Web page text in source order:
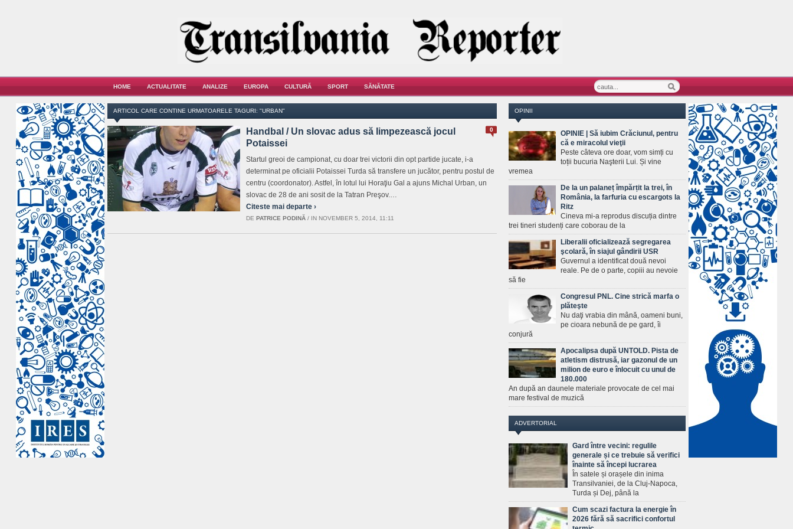
HOME ACTUALITATE ANALIZE EUROPA CULTURĂ SPORT SĂNĂTATE
ARTICOL CARE CONTINE URMATOARELE TAGURI: "URBAN"
0
Handbal / Un slovac adus să limpezească jocul
Potaissei
Startul greoi de campionat, cu doar trei victorii din opt partide jucate, i-a
determinat pe oficialii Potaissei Turda să transfere un jucător, pentru postul de
centru (coordonator). Astfel, în lotul lui Horaţiu Gal a ajuns Michal Urban, un
slovac de 28 de ani sosit de la Tatran Preşov.…
Citeste mai departe ›
DE PATRICE PODINĂ / IN NOVEMBER 5, 2014, 11:11
OPINII
OPINIE | Să iubim Crăciunul, pentru
că e miracolul vieţii
Peste câteva ore doar, vom simți cu
toții bucuria Naşterii Lui. Și vine
vremea
De la un palaneț împărțit la trei, în
România, la farfuria cu escargots la
Ritz
Cineva mi-a reprodus discuția dintre
trei tineri studenți care coborau de la
Liberalii oficializează segregarea
şcolară, în siajul gândirii USR
Guvernul a identificat două nevoi
reale. Pe de o parte, copiii au nevoie
să fie
Congresul PNL. Cine strică marfa o
plăteşte
Nu daţi vrabia din mână, oameni buni,
pe cioara nebună de pe gard, îi
conjură
Apocalipsa după UNTOLD. Pista de
atletism distrusă, iar gazonul de un
milion de euro e înlocuit cu unul de
180.000
An după an daunele materiale provocate de cel mai
mare festival de muzică
ADVERTORIAL
Gard între vecini: regulile
generale și ce trebuie să verifici
înainte să începi lucrarea
În satele și orașele din inima
Transilvaniei, de la Cluj-Napoca,
Turda și Dej, până la
Cum scazi factura la energie în
2026 fără să sacrifici confortul